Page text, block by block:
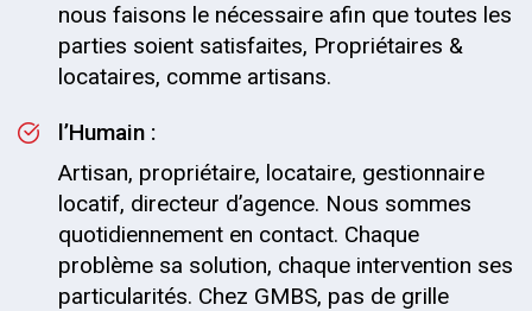
nous faisons le nécessaire afin que toutes les
parties soient satisfaites, Propriétaires &
locataires, comme artisans.
l’Humain :
Artisan, propriétaire, locataire, gestionnaire
locatif, directeur d’agence. Nous sommes
quotidiennement en contact. Chaque
problème sa solution, chaque intervention ses
particularités. Chez GMBS, pas de grille